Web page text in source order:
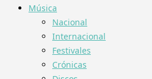
Música
Nacional
Internacional
Festivales
Crónicas